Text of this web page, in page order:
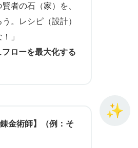
者の石（家）を、
。レシピ（設計）
」
ローを最大化する
✨
金術師】（例：そ